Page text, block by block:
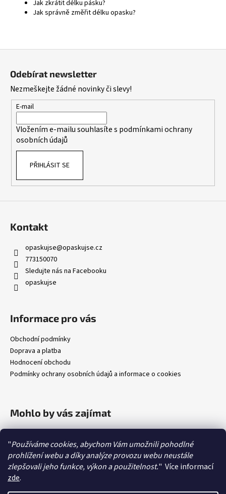
"Používáme cookies, abychom Vám umožnili pohodlné
prohlížení webu a díky analýze provozu webu neustále
zlepšovali jeho funkce, výkon a použitelnost." Více informací
zde.
Jak zkrátit délku pásku?
Jak správně změřit délku opasku?
Odebírat newsletter
Nezmeškejte žádné novinky či slevy!
E-mail
Vložením e-mailu souhlasíte s podmínkami ochrany
osobních údajů
PŘIHLÁSIT SE
Kontakt
opaskujse@opaskujse.cz
773150070
Sledujte nás na Facebooku
opaskujse
Informace pro vás
Obchodní podmínky
Doprava a platba
Hodnocení obchodu
Podmínky ochrany osobních údajů a informace o cookies
Mohlo by vás zajímat
Jak zkrátit opasek
Péče o kožené výrobky
O kůžích
O sponách